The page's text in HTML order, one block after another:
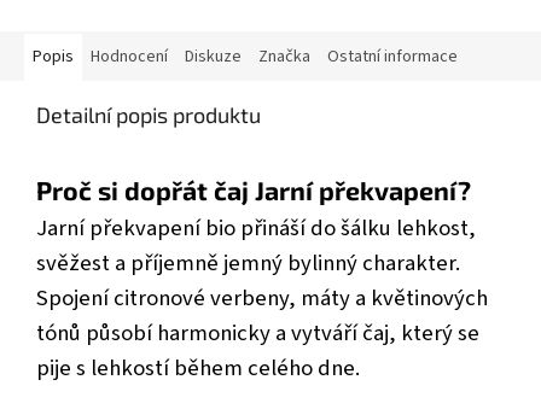
Popis Hodnocení Diskuze Značka Ostatní informace
Detailní popis produktu
Proč si dopřát čaj Jarní překvapení?
Jarní překvapení bio přináší do šálku lehkost,
svěžest a příjemně jemný bylinný charakter.
Spojení citronové verbeny, máty a květinových
tónů působí harmonicky a vytváří čaj, který se
pije s lehkostí během celého dne.